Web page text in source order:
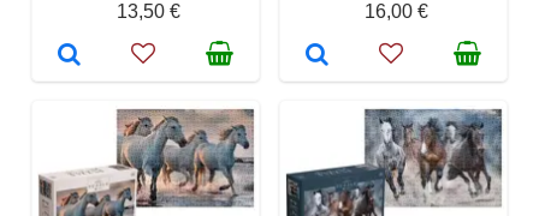
13,50 €
16,00 €